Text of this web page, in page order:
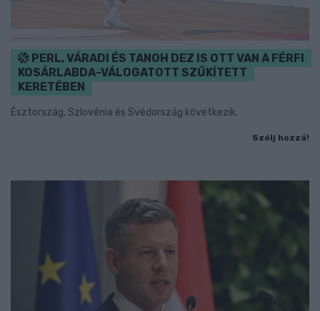
PERL, VÁRADI ÉS TANOH DEZ IS OTT VAN A FÉRFI
KOSÁRLABDA-VÁLOGATOTT SZŰKÍTETT
KERETÉBEN
Észtország, Szlovénia és Svédország következik.
Szólj hozzá!